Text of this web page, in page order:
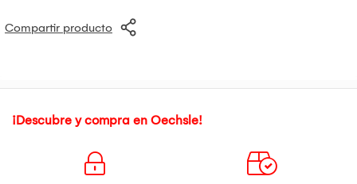
Compartir producto
¡Descubre y compra en Oechsle!